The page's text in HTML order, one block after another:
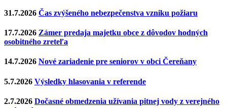
31.7.2026 Čas zvýšeného nebezpečenstva vzniku požiaru
17.7.2026 Zámer predaja majetku obce z dôvodov hodných
osobitného zreteľa
14.7.2026 Nové zariadenie pre seniorov v obci Čereňany
5.7.2026 Výsledky hlasovania v referende
2.7.2026 Dočasné obmedzenia užívania pitnej vody z verejného